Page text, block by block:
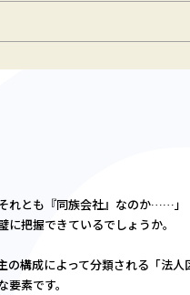
れとも『同族会社』なのか……」
把握できているでしょうか。
の構成によって分類される「法人
素です。